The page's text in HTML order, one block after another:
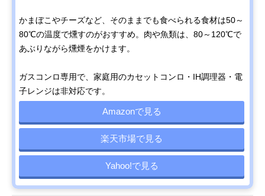
かまぼこやチーズなど、そのままでも食べられる食材は50～
80℃の温度で燻すのがおすすめ。肉や魚類は、80～120℃で
あぶりながら燻煙をかけます。
ガスコンロ専用で、家庭用のカセットコンロ・IH調理器・電
子レンジは非対応です。
Amazonで見る
楽天市場で見る
Yahoo!で見る